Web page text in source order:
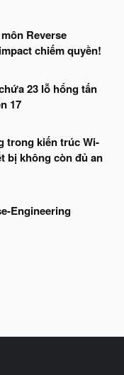
Reverse
chiếm quyền!
23 lỗ hổng tấn
17
trong kiến trúc Wi-
bị không còn đủ an
Engineering